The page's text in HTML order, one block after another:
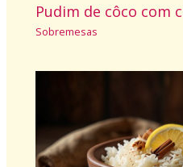
Pudim de côco com
Sobremesas